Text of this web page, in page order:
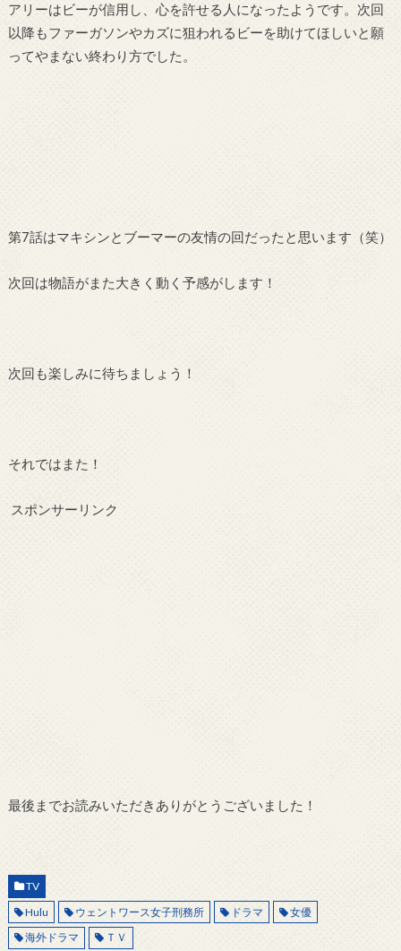
アリーはビーが信用し、心を許せる人になったようです。次回
以降もファーガソンやカズに狙われるビーを助けてほしいと願
ってやまない終わり方でした。
第7話はマキシンとブーマーの友情の回だったと思います（笑）
次回は物語がまた大きく動く予感がします！
次回も楽しみに待ちましょう！
それではまた！
スポンサーリンク
最後までお読みいただきありがとうございました！
TV
Hulu
ウェントワース女子刑務所 ドラマ
女優
海外ドラマ
ＴＶ